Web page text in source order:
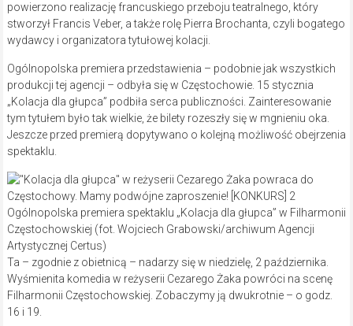
powierzono realizację francuskiego przeboju teatralnego, który
stworzył Francis Veber, a także rolę Pierra Brochanta, czyli bogatego
wydawcy i organizatora tytułowej kolacji.
Ogólnopolska premiera przedstawienia – podobnie jak wszystkich
produkcji tej agencji – odbyła się w Częstochowie. 15 stycznia
„Kolacja dla głupca” podbiła serca publiczności. Zainteresowanie
tym tytułem było tak wielkie, że bilety rozeszły się w mgnieniu oka.
Jeszcze przed premierą dopytywano o kolejną możliwość obejrzenia
spektaklu.
Ogólnopolska premiera spektaklu „Kolacja dla głupca” w Filharmonii
Częstochowskiej (fot. Wojciech Grabowski/archiwum Agencji
Artystycznej Certus)
Ta – zgodnie z obietnicą – nadarzy się w niedzielę, 2 października.
Wyśmienita komedia w reżyserii Cezarego Żaka powróci na scenę
Filharmonii Częstochowskiej. Zobaczymy ją dwukrotnie – o godz.
16 i 19.